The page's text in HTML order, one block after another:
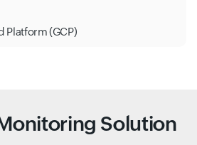
Platform (GCP)
Solution